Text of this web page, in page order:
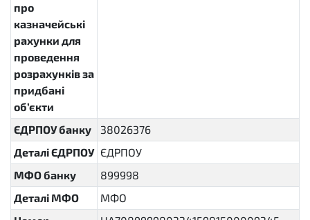
про
казначейські
рахунки для
проведення
розрахунків за
придбані
об’єкти
ЄДРПОУ банку
38026376
Деталі ЄДРПОУ ЄДРПОУ
МФО банку
899998
Деталі МФО
МФО